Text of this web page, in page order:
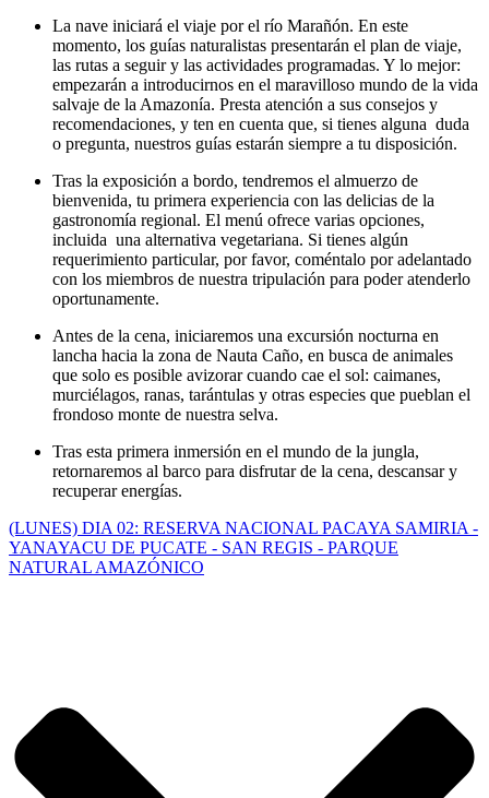
La nave iniciará el viaje por el río Marañón. En este
momento, los guías naturalistas presentarán el plan de viaje,
las rutas a seguir y las actividades programadas. Y lo mejor:
empezarán a introducirnos en el maravilloso mundo de la vida
salvaje de la Amazonía. Presta atención a sus consejos y
recomendaciones, y ten en cuenta que, si tienes alguna duda
o pregunta, nuestros guías estarán siempre a tu disposición.
Tras la exposición a bordo, tendremos el almuerzo de
bienvenida, tu primera experiencia con las delicias de la
gastronomía regional. El menú ofrece varias opciones,
incluida una alternativa vegetariana. Si tienes algún
requerimiento particular, por favor, coméntalo por adelantado
con los miembros de nuestra tripulación para poder atenderlo
oportunamente.
Antes de la cena, iniciaremos una excursión nocturna en
lancha hacia la zona de Nauta Caño, en busca de animales
que solo es posible avizorar cuando cae el sol: caimanes,
murciélagos, ranas, tarántulas y otras especies que pueblan el
frondoso monte de nuestra selva.
Tras esta primera inmersión en el mundo de la jungla,
retornaremos al barco para disfrutar de la cena, descansar y
recuperar energías.
(LUNES) DIA 02: RESERVA NACIONAL PACAYA SAMIRIA -
YANAYACU DE PUCATE - SAN REGIS - PARQUE
NATURAL AMAZÓNICO